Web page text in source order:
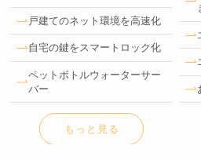
戸建てのネット環境を高速化
自宅の鍵をスマートロック化
ペットボトルウォーターサー
バー
もっと見る